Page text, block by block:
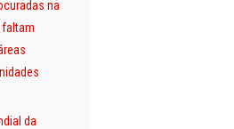
na
faltam
da